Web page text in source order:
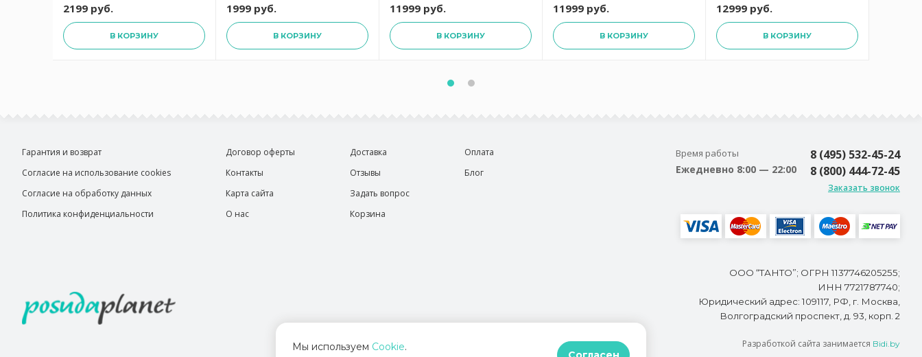
2199 руб.
В КОРЗИНУ
1999 руб.
В КОРЗИНУ
11999 руб.
В КОРЗИНУ
11999 руб.
В КОРЗИНУ
12999 руб.
В КОРЗИНУ
Гарантия и возврат
Согласие на использование cookies
Согласие на обработку данных
Политика конфиденциальности
Договор оферты
Контакты
Карта сайта
О нас
Доставка
Отзывы
Задать вопрос
Корзина
Оплата
Блог
Время работы
Ежедневно 8:00 — 22:00
8 (495) 532-45-24
8 (800) 444-72-45
Заказать звонок
ООО “ТАНТО”; ОГРН 1137746205255;
ИНН 7721787740;
Юридический адрес: 109117, РФ, г. Москва,
Волгоградский проспект, д. 93, корп. 2
Разработкой сайта занимается Bidi.by
Мы используем Cookie.